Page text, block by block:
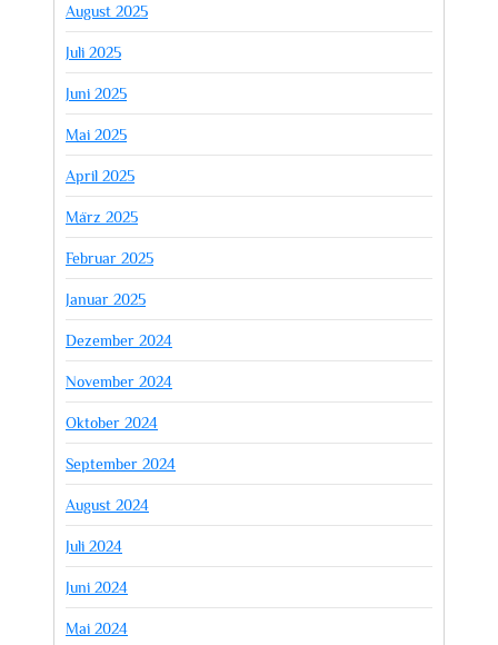
August 2025
Juli 2025
Juni 2025
Mai 2025
April 2025
März 2025
Februar 2025
Januar 2025
Dezember 2024
November 2024
Oktober 2024
September 2024
August 2024
Juli 2024
Juni 2024
Mai 2024